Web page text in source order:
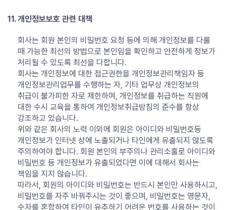
11. 개인정보보호 관련 대책
회사는 회원 본인의 비밀번호 요청 등에 의해 개인정보를 다룰
때 가능한 최선의 방법으로 본인임을 확인하고 안전하게 정보가
처리될 수 있도록 최선을 다합니다.
회사는 개인정보에 대한 접근권한을 개인정보관리책임자 등
개인정보관리업무를 수행하는 자, 기타 업무상 개인정보의
취급이 불가피한 자로 제한하며, 개인정보를 취급하는 직원에
대한 수시 교육을 통하여 개인정보취급방침의 준수를 항상
강조하고 있습니다.
위와 같은 회사의 노력 이외에 회원은 아이디와 비밀번호등
개인정보가 인터넷 상에 노출되거나 타인에게 유출되지 않도록
주의하여야 합니다. 회원 본인의 부주의나 관리소홀로 아이디와
비밀번호 등 개인정보가 유출되었다면 이에 대해서 회사는
책임을 지지 않습니다.
따라서, 회원의 아이디와 비밀번호는 반드시 본인만 사용하시고,
비밀번호를 자주 바꿔주시는 것이 좋으며, 비밀번호는 영문자,
숫자를 혼합하여 타인이 유추하기 어려운 번호를 사용하는 것이